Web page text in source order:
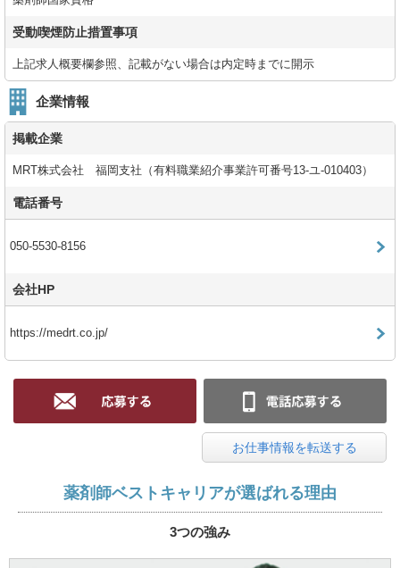
受動喫煙防止措置事項
上記求人概要欄参照、記載がない場合は内定時までに開示
企業情報
掲載企業
MRT株式会社 福岡支社（有料職業紹介事業許可番号13-ユ-010403）
電話番号
050-5530-8156
会社HP
https://medrt.co.jp/
お仕事情報を転送する
薬剤師ベストキャリアが選ばれる理由
3つの強み